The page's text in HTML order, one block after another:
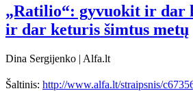
„Ratilio“: gyvuokit ir dar
ir dar keturis šimtus metų
Dina Sergijenko | Alfa.lt
Šaltinis: http://www.alfa.lt/straipsnis/